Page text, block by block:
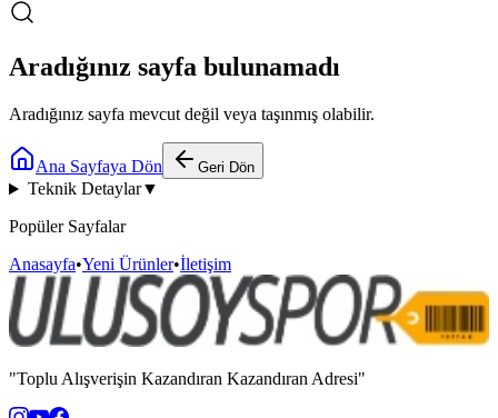
Aradığınız sayfa bulunamadı
Aradığınız sayfa mevcut değil veya taşınmış olabilir.
Ana Sayfaya Dön Geri Dön
Teknik Detaylar▼
Popüler Sayfalar
Anasayfa•Yeni Ürünler•İletişim
"Toplu Alışverişin Kazandıran Kazandıran Adresi"